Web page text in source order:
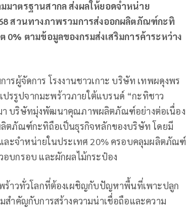
าตรฐานสากล ส่งผลให้ยอดจำหน่าย
สวนทางภาพรวมการส่งออกผลิตภัณฑ์กะทิ
0% ตามข้อมูลของกรมส่งเสริมการค้าระหว่าง
รผู้จัดการ โรงงานชาวเกาะ บริษัท เทพผดุงพร
รูปจากมะพร้าวภายใต้แบรนด์ “กะทิชาว
มา บริษัทมุ่งพัฒนาคุณภาพผลิตภัณฑ์อย่างต่อเนื่อง
ตภัณฑ์กะทิถือเป็นธุรกิจหลักของบริษัท โดยมี
ละจำหน่ายในประเทศ 20% ครอบคลุมผลิตภัณฑ์
บกรอบ และผักผลไม้กระป๋อง
ร้าวทั่วโลกที่ต้องเผชิญกับปัญหาพื้นที่เพาะปลูก
ำคัญกับการสร้างความน่าเชื่อถือและความ